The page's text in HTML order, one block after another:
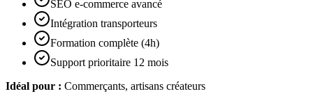
SEO e-commerce avancé
Intégration transporteurs
Formation complète (4h)
Support prioritaire 12 mois
Idéal pour : Commerçants, artisans créateurs